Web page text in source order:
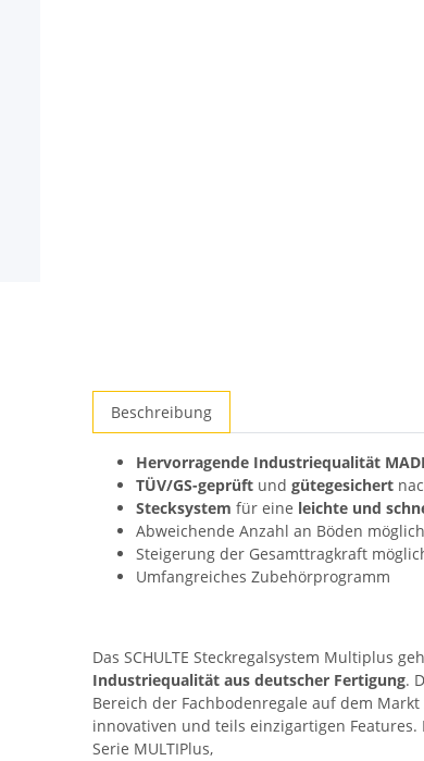
Registerkarten
Beschreibung
Hervorragende Industriequalität
TÜV/GS-geprüft und gütegesichert
Stecksystem für eine leichte und
Abweichende Anzahl an Böden
Steigerung der Gesamttragkraft
Umfangreiches Zubehörprogramm
Das SCHULTE Steckregalsystem Multiplus
Industriequalität aus deutscher Fertigung.
Bereich der Fachbodenregale auf dem
innovativen und teils einzigartigen
Serie MULTIPlus,